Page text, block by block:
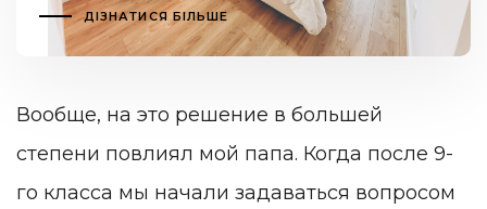
ДІЗНАТИСЯ БІЛЬШЕ
Вообще, на это решение в большей
степени повлиял мой папа. Когда после 9-
го класса мы начали задаваться вопросом